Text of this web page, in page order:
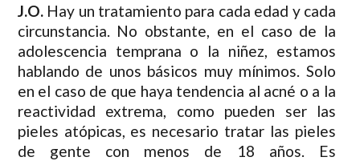
J.O.Hay un tratamiento para cada edad y cada
circunstancia. No obstante, en el caso de la
adolescencia temprana o la niñez, estamos
hablando de unos básicos muy mínimos. Solo
en el caso de que haya tendencia al acné o a la
reactividad extrema, como pueden ser las
pieles atópicas, es necesario tratar las pieles
de gente con menos de 18 años. Es